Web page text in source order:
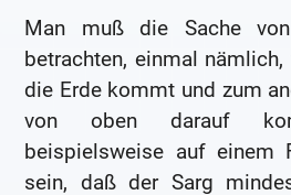
Man muß die Sache
betrachten, einmal
die Erde kommt und zum
von oben darauf
beispielsweise auf einem
sein, daß der Sarg